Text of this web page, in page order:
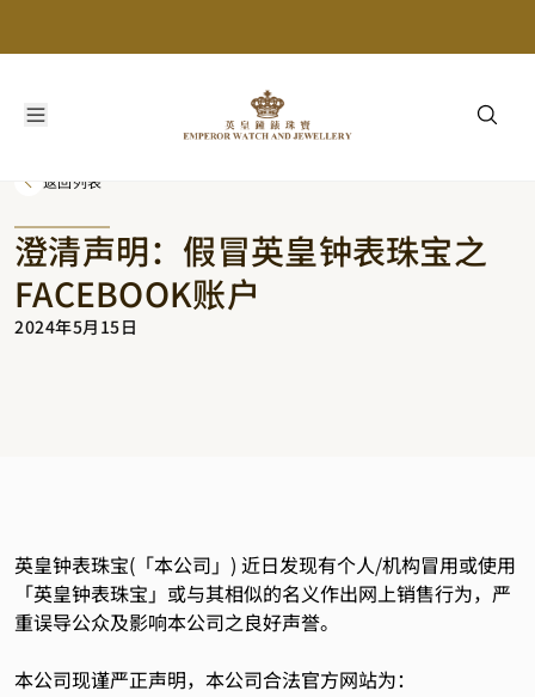
返回列表
澄清声明：假冒英皇钟表珠宝之
FACEBOOK账户
2024年5月15日
英皇钟表珠宝(「本公司」) 近日发现有个人/机构冒用或使用
「英皇钟表珠宝」或与其相似的名义作出网上销售行为，严
重误导公众及影响本公司之良好声誉。
本公司现谨严正声明，本公司合法官方网站为：